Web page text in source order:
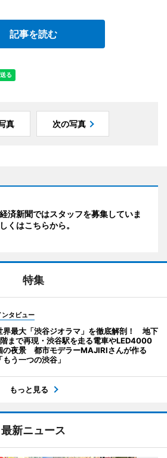
記事を読む
真 次の写真
済新聞ではスタッフを募集していま
くはこちらから。
特集
ンタビュー
界最大「渋谷ジオラマ」を徹底解剖！ 地下
まで再現・渋谷駅を走る電車やLED4000
の夜景 都市モデラーMAJIRIさんが作る
「もう一つの渋谷」
もっと見る
最新ニュース